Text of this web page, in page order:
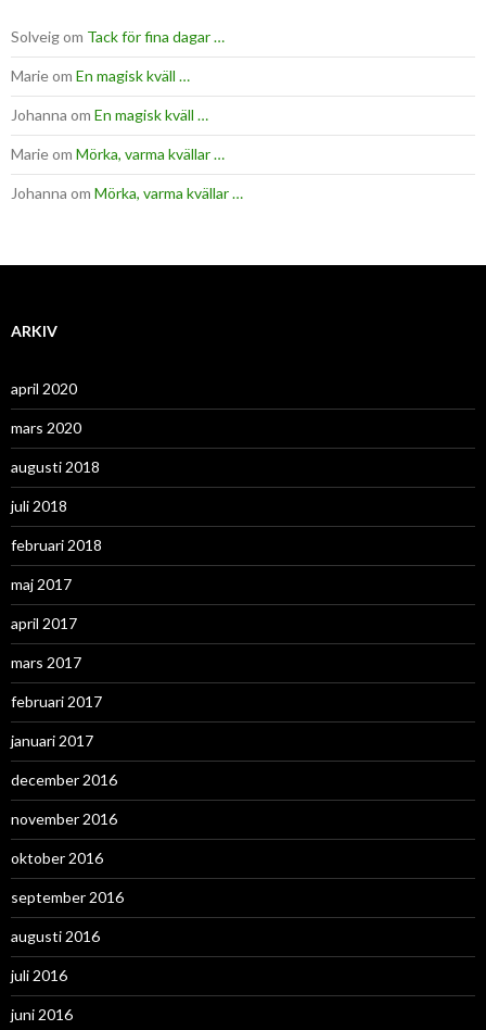
Solveigom Tack för fina dagar …
Marieom En magisk kväll …
Johanna om En magisk kväll …
Marieom Mörka, varma kvällar …
Johanna om Mörka, varma kvällar …
ARKIV
april 2020
mars 2020
augusti 2018
juli 2018
februari 2018
maj 2017
april 2017
mars 2017
februari 2017
januari 2017
december 2016
november 2016
oktober 2016
september 2016
augusti 2016
juli 2016
juni 2016